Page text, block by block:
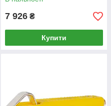
7 926 ₴
Купити